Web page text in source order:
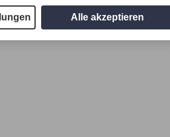
Alle akzeptieren